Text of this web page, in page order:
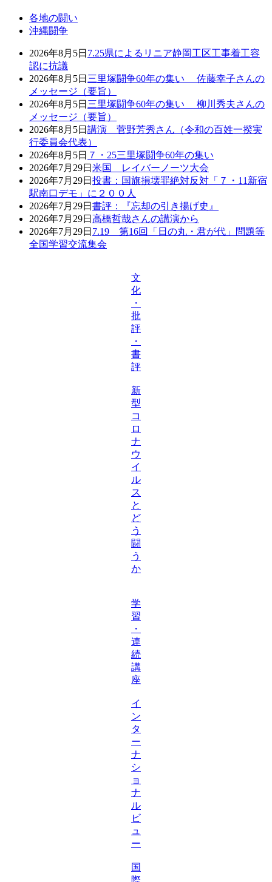
各地の闘い
沖縄闘争
2026年8月5日 7.25県によるリニア静岡工区工事着工容
認に抗議
2026年8月5日 三里塚闘争60年の集い 佐藤幸子さんの
メッセージ（要旨）
2026年8月5日 三里塚闘争60年の集い 柳川秀夫さんの
メッセージ（要旨）
2026年8月5日 講演 菅野芳秀さん（令和の百姓一揆実
行委員会代表）
2026年8月5日 ７・25三里塚闘争60年の集い
2026年7月29日 米国 レイバーノーツ大会
2026年7月29日 投書：国旗損壊罪絶対反対「７・11新宿
駅南口デモ」に２００人
2026年7月29日 書評：『忘却の引き揚げ史』
2026年7月29日 高橋哲哉さんの講演から
2026年7月29日 7.19 第16回「日の丸・君が代」問題等
全国学習交流集会
文
化
・
批
評
・
書
評
新
型
コ
ロ
ナ
ウ
イ
ル
ス
と
ど
う
闘
う
か
学
習
・
連
続
講
座
イ
ン
タ
ー
ナ
シ
ョ
ナ
ル
ビ
ュ
ー
国